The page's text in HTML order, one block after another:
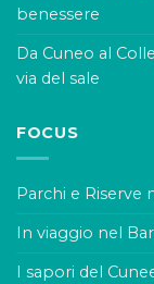
benessere
Da Cuneo al
via del sale
FOCUS
Parchi e Riserve
In viaggio nel
I sapori del